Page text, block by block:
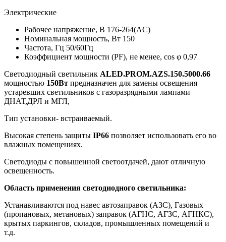
Электрические
Рабочее напряжение, В 176-264(AC)
Номинальная мощность, Вт 150
Частота, Гц 50/60Гц
Коэффициент мощности (PF), не менее, cos φ 0,97
Светодиодный светильник ALED.PROM.AZS.150.5000.66
мощностью 150Вт предназначен для замены освещения
устаревших светильников с газоразрядными лампами
ДНАТ,ДРЛ и МГЛ,
Тип установки- встраиваемый.
Высокая степень защиты IP66 позволяет использовать его во
влажных помещениях.
Светодиоды с повышенной светоотдачей, дают отличную
освещенность.
Область применения светодиодного светильника:
Устанавливаются под навес автозаправок (АЗС), Газовых
(пропановых, метановых) заправок (АГНС, АГЗС, АГНКС),
крытых паркингов, складов, промышленных помещений и
т.д.